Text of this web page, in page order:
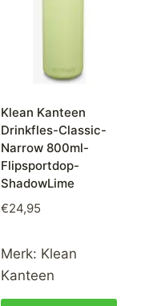
Klean Kanteen
Drinkfles-Classic-
Narrow 800ml-
Flipsportdop-
ShadowLime
€24,95
Merk: Klean
Kanteen